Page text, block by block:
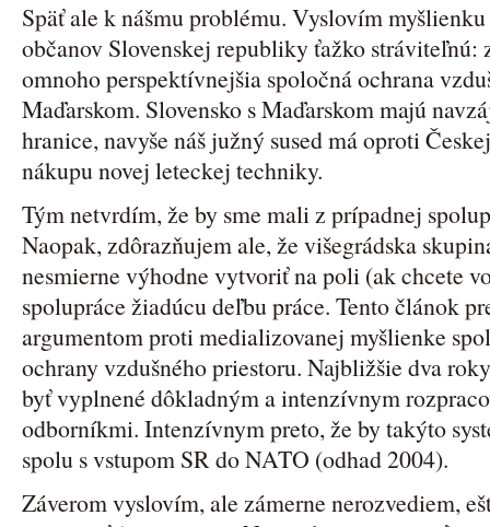
Späť ale k nášmu problému. Vyslovím
občanov Slovenskej republiky ťažko stráviteľnú:
omnoho perspektívnejšia spoločná ochrana
Maďarskom. Slovensko s Maďarskom majú
hranice, navyše náš južný sused má oproti
nákupu novej leteckej techniky.
Tým netvrdím, že by sme mali z prípadnej
Naopak, zdôrazňujem ale, že višegrádska
nesmierne výhodne vytvoriť na poli (ak chcete
spolupráce žiadúcu deľbu práce. Tento článok
argumentom proti medializovanej myšlienke
ochrany vzdušného priestoru. Najbližšie dva
byť vyplnené dôkladným a intenzívnym
odborníkmi. Intenzívnym preto, že by takýto
spolu s vstupom SR do NATO (odhad 2004).
Záverom vyslovím, ale zámerne nerozvediem,